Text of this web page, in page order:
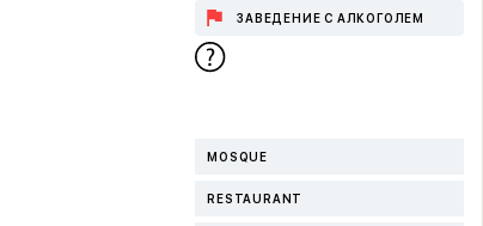
ЗАВЕДЕНИЕ С АЛКОГОЛЕМ
MOSQUE
RESTAURANT